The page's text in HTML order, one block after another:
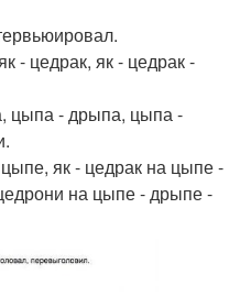
- цедрак, як - цедрак -
цыпа - дрыпа, цыпа -
як - цедрак на цыпе -
на цыпе - дрыпе -